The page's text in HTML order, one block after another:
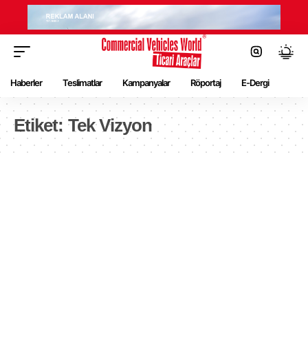
Haberler Teslimatlar Kampanyalar Röportaj E-Dergi
Etiket: Tek Vizyon